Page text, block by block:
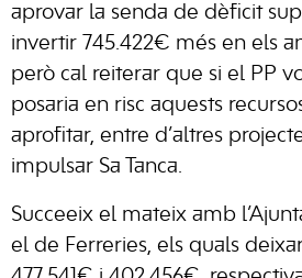
aprovar la senda de dèficit
invertir 745.422€ més en els
però cal reiterar que si el PP
posaria en risc aquests
aprofitar, entre d’altres
impulsar Sa Tanca.
Succeeix el mateix amb
el de Ferreries, els quals